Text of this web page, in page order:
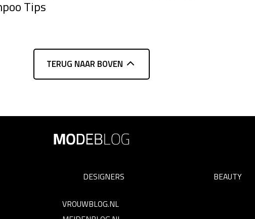
Tips
TERUG NAAR BOVEN
DESIGNERS BEAUTY
VROUWBLOG.NL